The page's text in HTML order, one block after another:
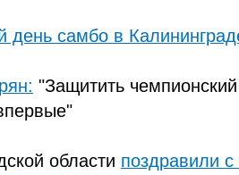
день самбо в
"Защитить
области поздравили